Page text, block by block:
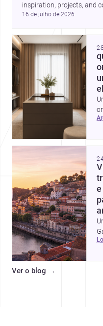
inspiration, projects, and
16 de julho de 2026
Ver o blog →